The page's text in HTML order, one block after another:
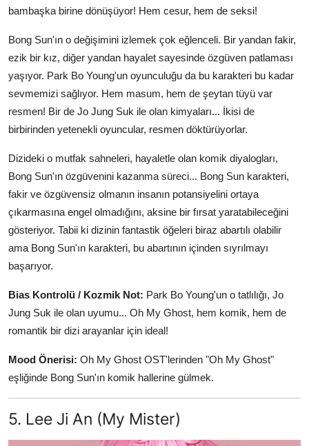
bambaşka birine dönüşüyor! Hem cesur, hem de seksi!
Bong Sun'ın o değişimini izlemek çok eğlenceli. Bir yandan fakir,
ezik bir kız, diğer yandan hayalet sayesinde özgüven patlaması
yaşıyor. Park Bo Young'un oyunculuğu da bu karakteri bu kadar
sevmemizi sağlıyor. Hem masum, hem de şeytan tüyü var
resmen! Bir de Jo Jung Suk ile olan kimyaları... İkisi de
birbirinden yetenekli oyuncular, resmen döktürüyorlar.
Dizideki o mutfak sahneleri, hayaletle olan komik diyalogları,
Bong Sun'ın özgüvenini kazanma süreci... Bong Sun karakteri,
fakir ve özgüvensiz olmanın insanın potansiyelini ortaya
çıkarmasına engel olmadığını, aksine bir fırsat yaratabileceğini
gösteriyor. Tabii ki dizinin fantastik öğeleri biraz abartılı olabilir
ama Bong Sun'ın karakteri, bu abartının içinden sıyrılmayı
başarıyor.
Bias Kontrolü / Kozmik Not: Park Bo Young'un o tatlılığı, Jo
Jung Suk ile olan uyumu... Oh My Ghost, hem komik, hem de
romantik bir dizi arayanlar için ideal!
Mood Önerisi: Oh My Ghost OST'lerinden "Oh My Ghost"
eşliğinde Bong Sun'ın komik hallerine gülmek.
5. Lee Ji An (My Mister)